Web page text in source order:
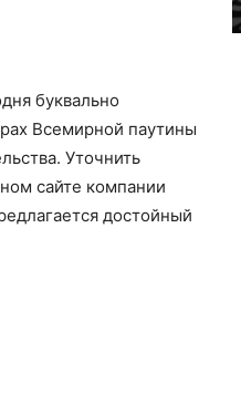
буквально
Всемирной паутины
Уточнить
сайте компании
достойный